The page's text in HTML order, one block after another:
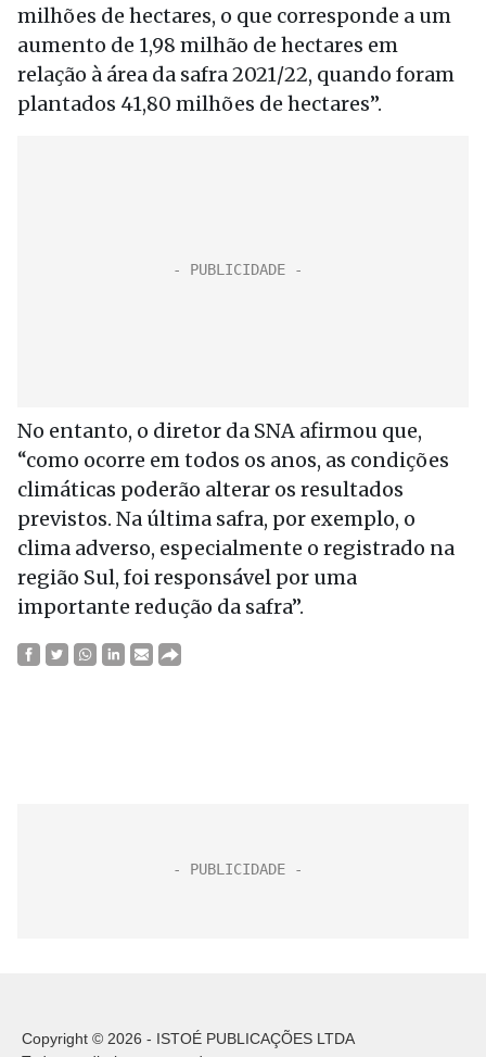
milhões de hectares, o que corresponde a um
aumento de 1,98 milhão de hectares em
relação à área da safra 2021/22, quando foram
plantados 41,80 milhões de hectares”.
No entanto, o diretor da SNA afirmou que,
“como ocorre em todos os anos, as condições
climáticas poderão alterar os resultados
previstos. Na última safra, por exemplo, o
clima adverso, especialmente o registrado na
região Sul, foi responsável por uma
importante redução da safra”.
Copyright © 2026 - ISTOÉ PUBLICAÇÕES LTDA